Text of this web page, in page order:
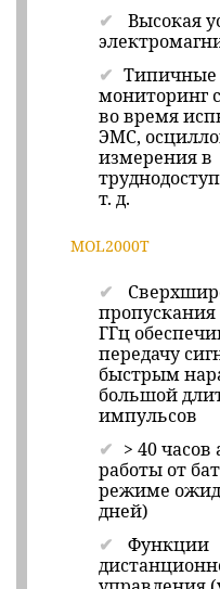
Высокая
мониторинг
во время
ЭМС,
измерения в
т. д.
MOL2000T
пропускания
ГГц
передачу
быстрым
большой
импульсов
> 40
работы от
режиме
дней)
Функции